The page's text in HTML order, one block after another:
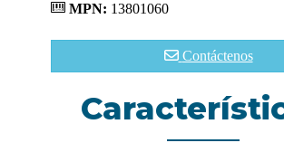
MPN: 13801060
Contáctenos